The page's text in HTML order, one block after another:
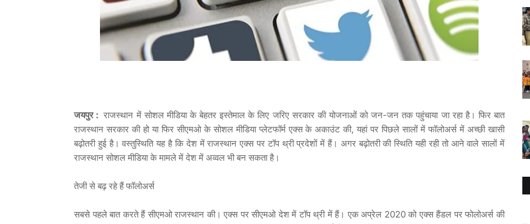
जयपुर : राजस्थान में सोशल मीडिया के बेहतर इस्तेमाल के लिए जरिए सरकार की योजनाओं को जन-जन तक पहुंचाया जा रहा है। फिर बात
राजस्थान सरकार की हो या फिर सीएमओ के सोशल मीडिया प्लेटफॉर्म एक्स के अकाउंट की, यहां पर पिछले सालों में फॉलोअर्स में अच्छी खासी
बढ़ोतरी हुई है। वस्तुस्थिति यह है कि देश में राजस्थान एक्स पर टॉप थ्री प्रदेशों में हैं। अगर बढ़ोतरी की स्थिति यही रही तो आने वाले सालों में
राजस्थान सोशल मीडिया के मामले में देश में अव्वल भी बन सकता है।
तेजी से बढ़ रहे हैं फॉलोअर्स
सबसे पहले बात करते हैं सीएमओ राजस्थान की। एक्स पर सीएमओ देश में टॉप थ्री में हैं। एक अप्रेल 2020 को एक्स हैंडल पर फोलोअर्स की